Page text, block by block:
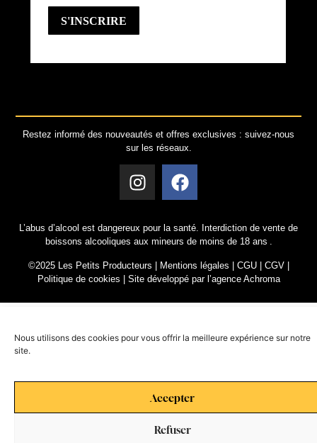
Nous utilisons des cookies pour vous offrir la meilleure expérience sur notre
site.
Accepter
Refuser
Restez informé des nouveautés et offres exclusives : suivez-nous
sur les réseaux.
L’abus d’alcool est dangereux pour la santé. Interdiction de vente de
boissons alcooliques aux mineurs de moins de 18 ans .
©2025 Les Petits Producteurs | Mentions légales | CGU| CGV|
Politique de cookies | Site développé par l’agence Achroma